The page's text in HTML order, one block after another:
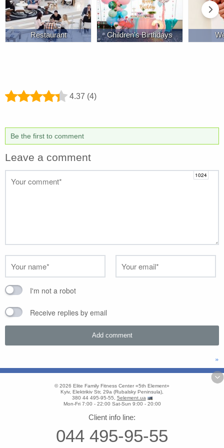
Restaurant Children’s Birthdays
4.37 (4)
Be the first to comment
Leave a comment
I'm not a robot
Receive replies by email
»
© 2026 Elite Family Fitness Center «5th Element»
Kyiv, Elektrikiv Str, 29a (Rubalsky Peninsula),
380 44 495-95-55
5element.ua
Mon-Fri 7:00 - 22:00 Sat-Sun 9:00 - 20:00
Client info line:
044 495-95-55